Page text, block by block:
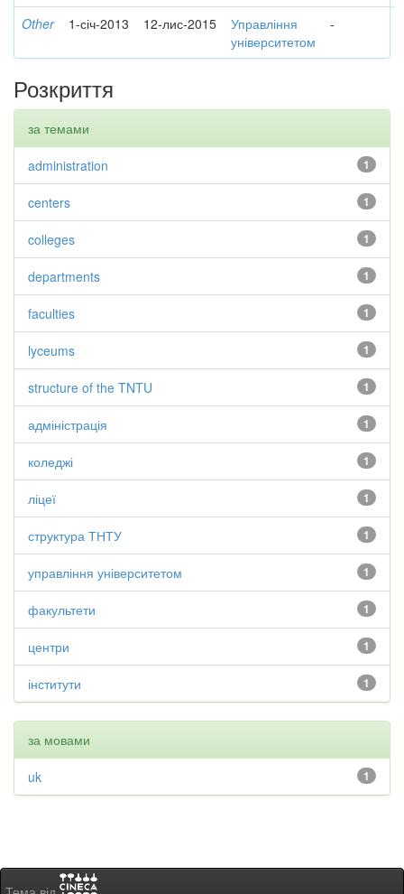
Other 1-січ-2013 12-лис-2015
Управління
університетом
-
Розкриття
за темами
1
administration
1
centers
1
colleges
1
departments
1
faculties
1
lyceums
1
structure of the TNTU
1
адміністрація
1
коледжі
1
ліцеї
1
структура ТНТУ
1
управління університетом
1
факультети
1
центри
1
інститути
за мовами
1
uk